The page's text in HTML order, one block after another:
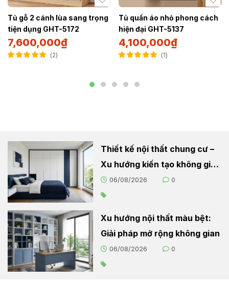
Tủ gỗ 2 cánh lùa sang trọng
tiện dụng GHT-5172
7,600,000₫
2
Tủ quần áo nhỏ phong cách
hiện đại GHT-5137
4,100,000₫
1
Thiết kế nội thất chung cư –
Xu hướng kiến tạo không gian
sống hiện đại
06/08/2026 0
Xu hướng nội thất màu bệt:
Giải pháp mở rộng không gian
06/08/2026 0